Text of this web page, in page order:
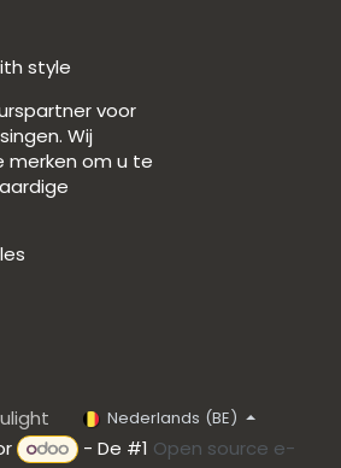
style
voor
Wij
om u te
Nederlands (BE)
- De #1 Open source e-